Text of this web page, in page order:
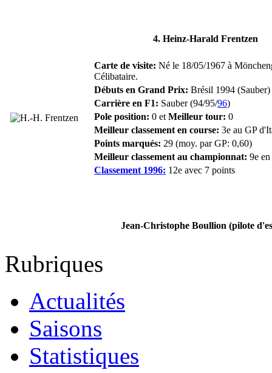
4. Heinz-Harald Frentzen
Carte de visite: Né le 18/05/1967 à
Célibataire.
Débuts en Grand Prix: Brésil 1994
Carrière en F1: Sauber (94/95/96)
Pole position: 0 et Meilleur tour: 0
Meilleur classement en course: 3e au GP
Points marqués: 29 (moy. par GP: 0,60)
Meilleur classement au championnat: 9e
Classement 1996: 12e avec 7 points
Jean-Christophe Boullion (pilote
Rubriques
Actualités
Saisons
Statistiques